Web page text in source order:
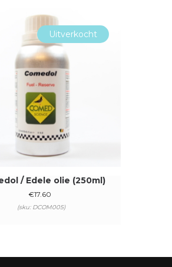
Uitverkocht
/ Edele olie (250ml)
€17.60
(sku: DCOM005)